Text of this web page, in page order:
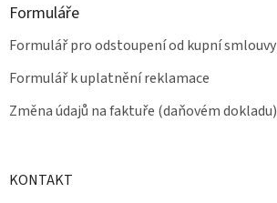
Formuláře
Formulář pro odstoupení od kupní smlouvy
Formulář k uplatnění reklamace
Změna údajů na faktuře (daňovém dokladu)
KONTAKT